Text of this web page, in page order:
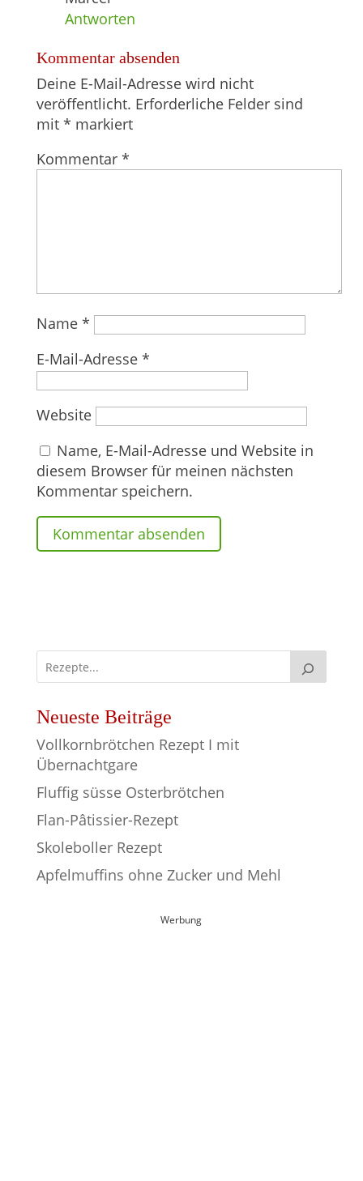
Antworten
Kommentar absenden
Deine E-Mail-Adresse wird nicht
veröffentlicht. Erforderliche Felder sind
mit * markiert
Kommentar *
Name *
E-Mail-Adresse *
Website
Name, E-Mail-Adresse und Website in
diesem Browser für meinen nächsten
Kommentar speichern.
Neueste Beiträge
Vollkornbrötchen Rezept I mit
Übernachtgare
Fluffig süsse Osterbrötchen
Flan-Pâtissier-Rezept
Skoleboller Rezept
Apfelmuffins ohne Zucker und Mehl
Werbung